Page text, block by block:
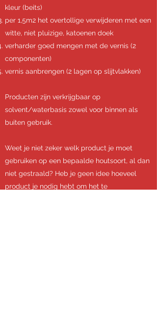
kleur (beits)
per 1,5m2 het overtollige verwijderen met een
witte, niet pluizige, katoenen doek
verharder goed mengen met de vernis (2
componenten)
vernis aanbrengen (2 lagen op slijtvlakken)
Producten zijn verkrijgbaar op
solvent/waterbasis zowel voor binnen als
buiten gebruik.
Weet je niet zeker welk product je moet
gebruiken op een bepaalde houtsoort, al dan
niet gestraald? Heb je geen idee hoeveel
product je nodig hebt om het te